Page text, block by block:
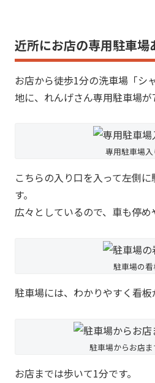
近所にお店の専用駐車場
お店から徒歩1分の洗車場「シ
地に、れんげさん専用駐車場が
専用駐車場入
こちらの入り口を入って左側
す。
広々としているので、車も停め
駐車場の
駐車場には、わかりやすく看板
駐車場からお店
お店までは歩いて1分です。